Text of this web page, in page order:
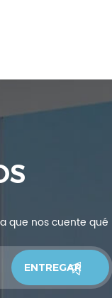
que nos cuente qué